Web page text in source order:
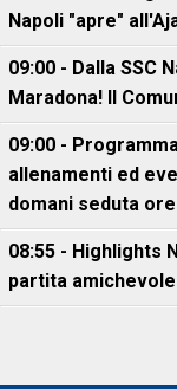
Napoli "apre"
09:00 - Dalla SSC
Maradona! Il
09:00 -
allenamenti ed
domani seduta
08:55 - Highlights
partita amichevole